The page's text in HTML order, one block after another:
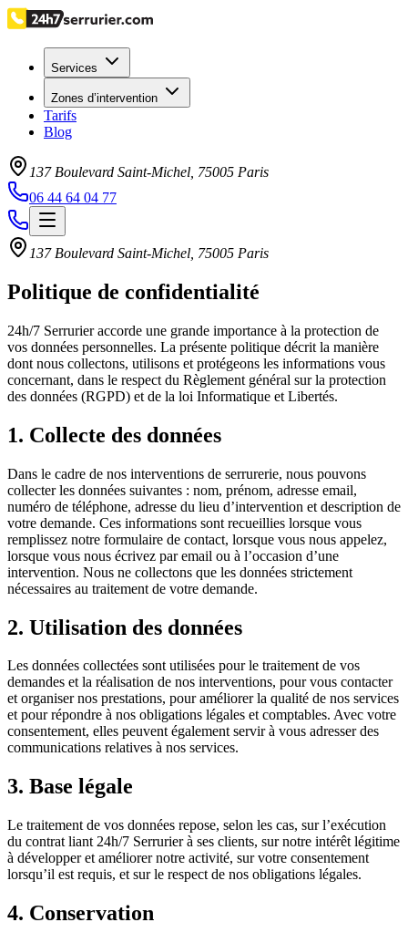
Services
Zones d’intervention
Tarifs
Blog
137 Boulevard Saint-Michel 75005 Paris
06 44 64 04 77
137 Boulevard Saint-Michel 75005 Paris
Politique de confidentialité
24h/7 Serrurier accorde une grande importance à la protection de
vos données personnelles. La présente politique décrit la manière
dont nous collectons, utilisons et protégeons les informations vous
concernant, dans le respect du Règlement général sur la protection
des données (RGPD) et de la loi Informatique et Libertés.
1. Collecte des données
Dans le cadre de nos interventions de serrurerie, nous pouvons
collecter les données suivantes : nom, prénom, adresse email,
numéro de téléphone, adresse du lieu d’intervention et description de
votre demande. Ces informations sont recueillies lorsque vous
remplissez notre formulaire de contact, lorsque vous nous appelez,
lorsque vous nous écrivez par email ou à l’occasion d’une
intervention. Nous ne collectons que les données strictement
nécessaires au traitement de votre demande.
2. Utilisation des données
Les données collectées sont utilisées pour le traitement de vos
demandes et la réalisation de nos interventions, pour vous contacter
et organiser nos prestations, pour améliorer la qualité de nos services
et pour répondre à nos obligations légales et comptables. Avec votre
consentement, elles peuvent également servir à vous adresser des
communications relatives à nos services.
3. Base légale
Le traitement de vos données repose, selon les cas, sur l’exécution
du contrat liant 24h/7 Serrurier à ses clients, sur notre intérêt légitime
à développer et améliorer notre activité, sur votre consentement
lorsqu’il est requis, et sur le respect de nos obligations légales.
4. Conservation